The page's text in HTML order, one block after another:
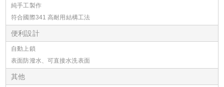
純手工製作
符合國際341 高耐用結構工法
便利設計
自動上鎖
表面防潑水、可直接水洗表面
其他